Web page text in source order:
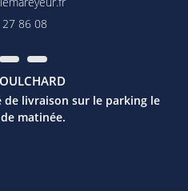
86 08
de livraison sur le parking le
matinée.